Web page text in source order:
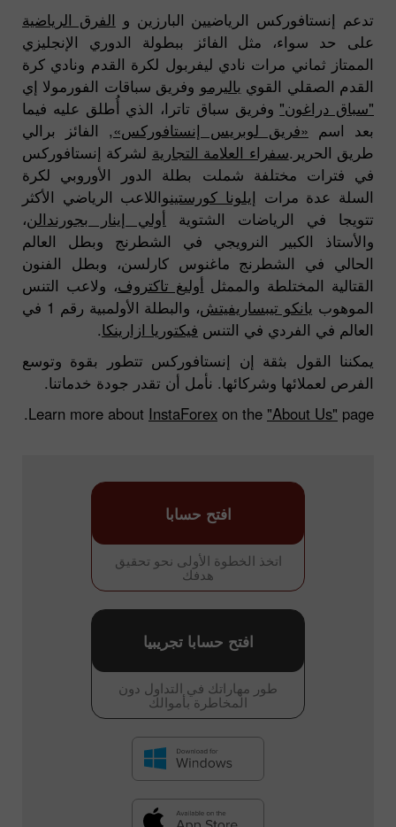
تدعم إنستافوركس الرياضيين البارزين و الفرق الرياضية
على حد سواء، مثل الفائز ببطولة الدوري الإنجليزي
الممتاز ثماني مرات نادي ليفربول لكرة القدم ونادي كرة
القدم الصقلي القوي باليرمو وفريق سباقات الفورمولا إي
"سباق دراغون" وفريق سباق تاترا، الذي أُطلق عليه فيما
بعد اسم «فريق لوبريس إنستافوركس», الفائز برالي
طريق الحرير.سفراء العلامة التجارية لشركة إنستافوركس
في فترات مختلفة شملت بطلة الدور الأوروبي لكرة
السلة عدة مرات إيلونا كورستينواللاعب الرياضي الأكثر
تتويجا في الرياضات الشتوية أولي إينار بجورندالن،
والأستاذ الكبير النرويجي في الشطرنج وبطل العالم
الحالي في الشطرنج ماغنوس كارلسن، وبطل الفنون
القتالية المختلطة والممثل أوليغ تاكتروف، ولاعب التنس
الموهوب يانكو تيبساريفيتش
، والبطلة الأولمبية رقم 1 في
العالم في الفردي في التنس فيكتوريا ازارينكا.
يمكننا القول بثقة إن إنستافوركس تتطور بقوة وتوسع
الفرص لعملائها وشركائها. نأمل أن تقدر جودة خدماتنا.
Learn more about InstaForex on the "About Us" page.
اتخذ الخطوة الأولى نحو تحقيق
هدفك
افتح حسابا
طور مهاراتك في التداول دون
المخاطرة بأموالك
افتح حسابا تجريبيا